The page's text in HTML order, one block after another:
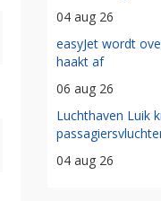
04 aug 26
easyJet wordt
haakt af
06 aug 26
Luchthaven Luik
04 aug 26